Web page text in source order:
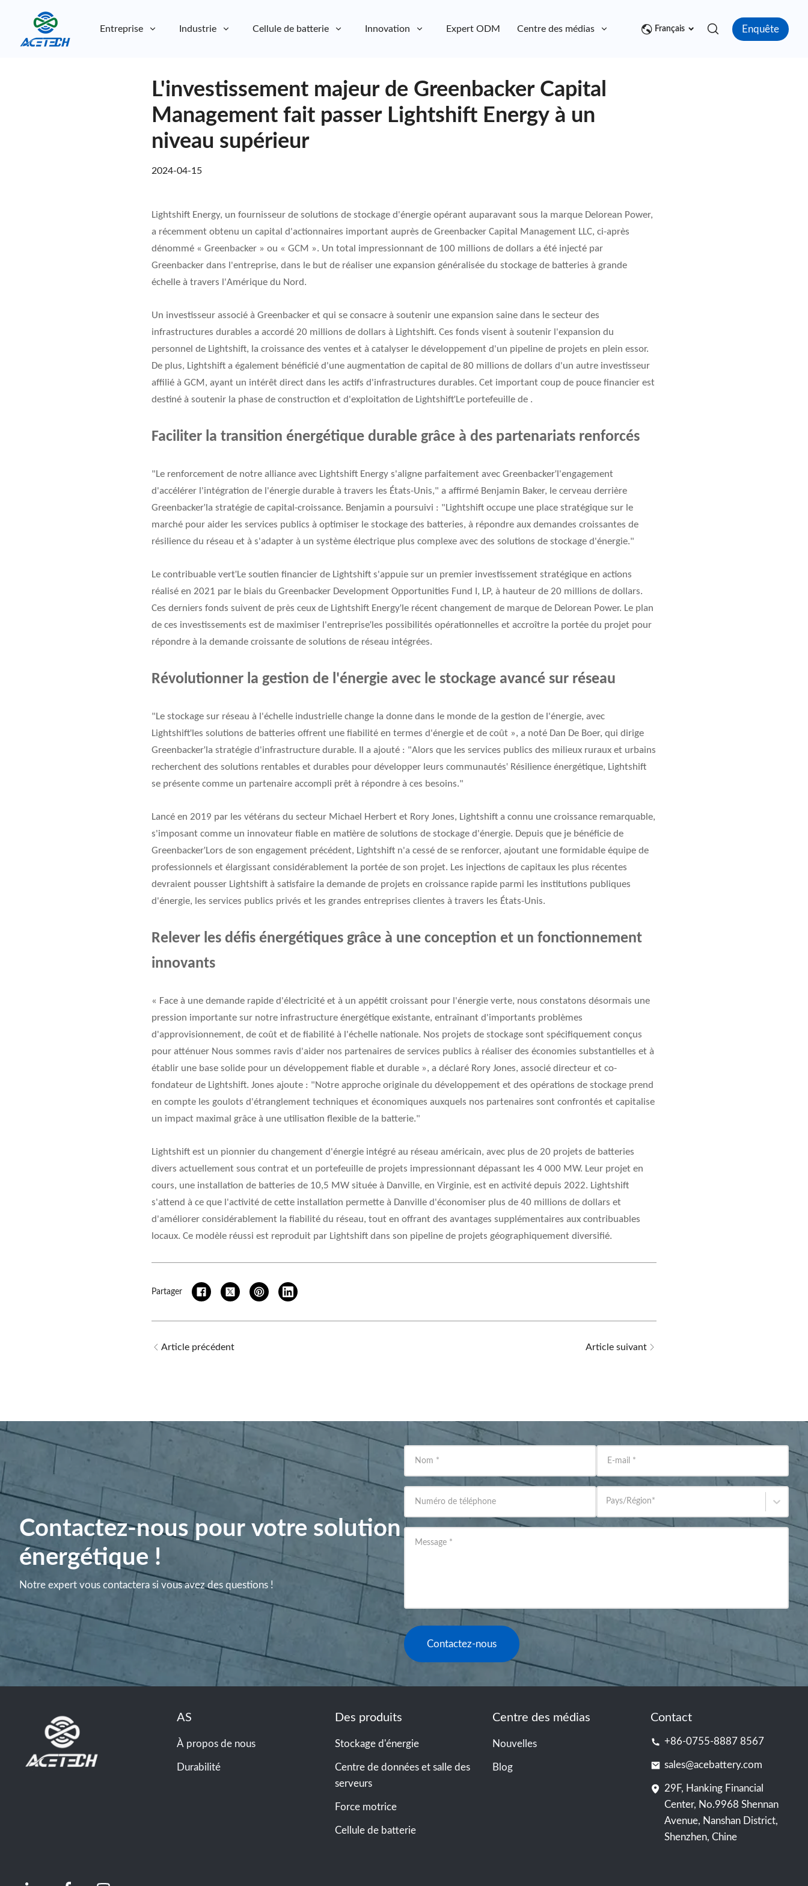
Entreprise Industrie Cellule de batterie Innovation Expert ODM Centre des médias ContactFrançais Enquête
L'investissement majeur de Greenbacker Capital
Management fait passer Lightshift Energy à un
niveau supérieur
2024-04-15
Lightshift Energy, un fournisseur de solutions de stockage d'énergie opérant auparavant sous la marque Delorean Power,
a récemment obtenu un capital d'actionnaires important auprès de Greenbacker Capital Management LLC, ci-après
dénommé « Greenbacker » ou « GCM ». Un total impressionnant de 100 millions de dollars a été injecté par
Greenbacker dans l'entreprise, dans le but de réaliser une expansion généralisée du stockage de batteries à grande
échelle à travers l'Amérique du Nord.
Un investisseur associé à Greenbacker et qui se consacre à soutenir une expansion saine dans le secteur des
infrastructures durables a accordé 20 millions de dollars à Lightshift. Ces fonds visent à soutenir l'expansion du
personnel de Lightshift, la croissance des ventes et à catalyser le développement d'un pipeline de projets en plein essor.
De plus, Lightshift a également bénéficié d'une augmentation de capital de 80 millions de dollars d'un autre investisseur
affilié à GCM, ayant un intérêt direct dans les actifs d'infrastructures durables. Cet important coup de pouce financier est
destiné à soutenir la phase de construction et d'exploitation de Lightshift'Le portefeuille de .
Faciliter la transition énergétique durable grâce à des partenariats renforcés
"Le renforcement de notre alliance avec Lightshift Energy s'aligne parfaitement avec Greenbacker' l'engagement
d'accélérer l'intégration de l'énergie durable à travers les États-Unis," a affirmé Benjamin Baker, le cerveau derrière
Greenbacker' la stratégie de capital-croissance. Benjamin a poursuivi : "Lightshift occupe une place stratégique sur le
marché pour aider les services publics à optimiser le stockage des batteries, à répondre aux demandes croissantes de
résilience du réseau et à s'adapter à un système électrique plus complexe avec des solutions de stockage d'énergie."
Le contribuable vert'Le soutien financier de Lightshift s'appuie sur un premier investissement stratégique en actions
réalisé en 2021 par le biais du Greenbacker Development Opportunities Fund I, LP, à hauteur de 20 millions de dollars.
Ces derniers fonds suivent de près ceux de Lightshift Energy' le récent changement de marque de Delorean Power. Le plan
de ces investissements est de maximiser l'entreprise' les possibilités opérationnelles et accroître la portée du projet pour
répondre à la demande croissante de solutions de réseau intégrées.
Révolutionner la gestion de l'énergie avec le stockage avancé sur réseau
"Le stockage sur réseau à l'échelle industrielle change la donne dans le monde de la gestion de l'énergie, avec
Lightshift' les solutions de batteries offrent une fiabilité en termes d'énergie et de coût », a noté Dan De Boer, qui dirige
Greenbacker' la stratégie d'infrastructure durable. Il a ajouté : "Alors que les services publics des milieux ruraux et urbains
recherchent des solutions rentables et durables pour développer leurs communautés' Résilience énergétique, Lightshift
se présente comme un partenaire accompli prêt à répondre à ces besoins."
Lancé en 2019 par les vétérans du secteur Michael Herbert et Rory Jones, Lightshift a connu une croissance remarquable,
s'imposant comme un innovateur fiable en matière de solutions de stockage d'énergie. Depuis que je bénéficie de
Greenbacker'Lors de son engagement précédent, Lightshift n'a cessé de se renforcer, ajoutant une formidable équipe de
professionnels et élargissant considérablement la portée de son projet. Les injections de capitaux les plus récentes
devraient pousser Lightshift à satisfaire la demande de projets en croissance rapide parmi les institutions publiques
d'énergie, les services publics privés et les grandes entreprises clientes à travers les États-Unis.
Relever les défis énergétiques grâce à une conception et un fonctionnement
innovants
« Face à une demande rapide d'électricité et à un appétit croissant pour l'énergie verte, nous constatons désormais une
pression importante sur notre infrastructure énergétique existante, entraînant d'importants problèmes
d'approvisionnement, de coût et de fiabilité à l'échelle nationale. Nos projets de stockage sont spécifiquement conçus
pour atténuer Nous sommes ravis d'aider nos partenaires de services publics à réaliser des économies substantielles et à
établir une base solide pour un développement fiable et durable », a déclaré Rory Jones, associé directeur et co-
fondateur de Lightshift. Jones ajoute : "Notre approche originale du développement et des opérations de stockage prend
en compte les goulots d'étranglement techniques et économiques auxquels nos partenaires sont confrontés et capitalise
un impact maximal grâce à une utilisation flexible de la batterie."
Lightshift est un pionnier du changement d'énergie intégré au réseau américain, avec plus de 20 projets de batteries
divers actuellement sous contrat et un portefeuille de projets impressionnant dépassant les 4 000 MW. Leur projet en
cours, une installation de batteries de 10,5 MW située à Danville, en Virginie, est en activité depuis 2022. Lightshift
s'attend à ce que l'activité de cette installation permette à Danville d'économiser plus de 40 millions de dollars et
d'améliorer considérablement la fiabilité du réseau, tout en offrant des avantages supplémentaires aux contribuables
locaux. Ce modèle réussi est reproduit par Lightshift dans son pipeline de projets géographiquement diversifié.
Partager
Article précédent Article suivant
Contactez-nous pour votre solution
énergétique !
Notre expert vous contactera si vous avez des questions !
Nom * E-mail *
Numéro de téléphone Pays/Région*
Message *
Contactez-nous
AS
À propos de nous
Durabilité
Des produits
Stockage d'énergie
Centre de données et salle des
serveurs
Force motrice
Cellule de batterie
Centre des médias
Nouvelles
Blog
Contact
+86-0755-8887 8567
sales@acebattery.com
29F, Hanking Financial
Center, No.9968 Shennan
Avenue, Nanshan District,
Shenzhen, Chine